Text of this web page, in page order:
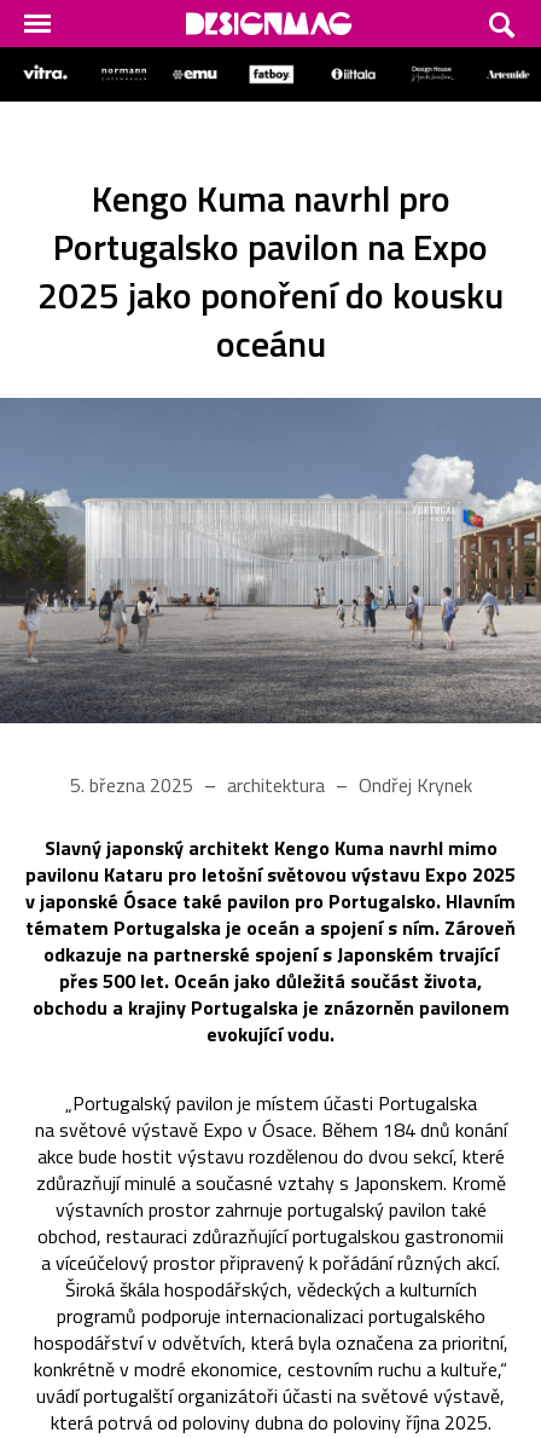
Kengo Kuma navrhl pro
Portugalsko pavilon na Expo
2025 jako ponoření do kousku
oceánu
5. března 2025 architektura Ondřej Krynek
Slavný japonský architekt Kengo Kuma navrhl mimo
pavilonu Kataru pro letošní světovou výstavu Expo 2025
v japonské Ósace také pavilon pro Portugalsko. Hlavním
tématem Portugalska je oceán a spojení s ním. Zároveň
odkazuje na partnerské spojení s Japonském trvající
přes 500 let. Oceán jako důležitá součást života,
obchodu a krajiny Portugalska je znázorněn pavilonem
evokující vodu.
„Portugalský pavilon je místem účasti Portugalska
na světové výstavě Expo v Ósace. Během 184 dnů konání
akce bude hostit výstavu rozdělenou do dvou sekcí, které
zdůrazňují minulé a současné vztahy s Japonskem. Kromě
výstavních prostor zahrnuje portugalský pavilon také
obchod, restauraci zdůrazňující portugalskou gastronomii
a víceúčelový prostor připravený k pořádání různých akcí.
Široká škála hospodářských, vědeckých a kulturních
programů podporuje internacionalizaci portugalského
hospodářství v odvětvích, která byla označena za prioritní,
konkrétně v modré ekonomice, cestovním ruchu a kultuře,“
uvádí portugalští organizátoři účasti na světové výstavě,
která potrvá od poloviny dubna do poloviny října 2025.